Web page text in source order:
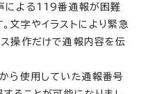
による119番通報が困難
文字やイラストにより緊急
操作だけで通報内容を伝
ら使用していた通報番号